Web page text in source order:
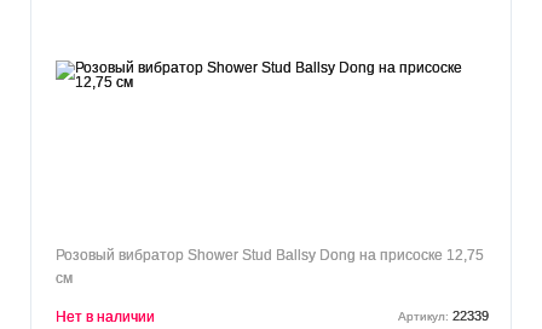
Розовый вибратор Shower Stud Ballsy Dong на присоске 12,75
см
Нет в наличии Артикул: 22339